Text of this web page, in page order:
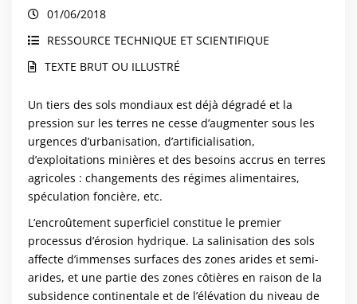
01/06/2018
RESSOURCE TECHNIQUE ET SCIENTIFIQUE
TEXTE BRUT OU ILLUSTRÉ
Un tiers des sols mondiaux est déjà dégradé et la
pression sur les terres ne cesse d’augmenter sous les
urgences d’urbanisation, d’artificialisation,
d’exploitations minières et des besoins accrus en terres
agricoles : changements des régimes alimentaires,
spéculation foncière, etc.
L’encroûtement superficiel constitue le premier
processus d’érosion hydrique. La salinisation des sols
affecte d’immenses surfaces des zones arides et semi-
arides, et une partie des zones côtières en raison de la
subsidence continentale et de l’élévation du niveau de